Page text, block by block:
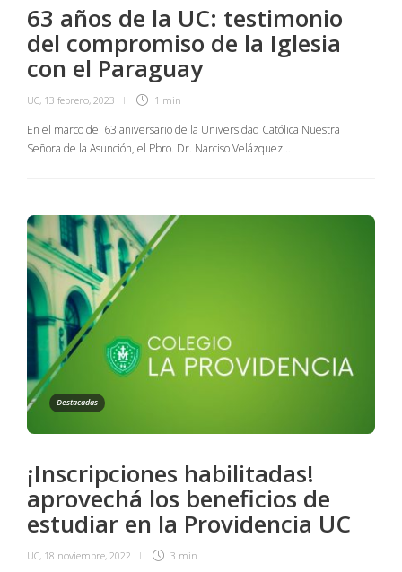
63 años de la UC: testimonio
del compromiso de la Iglesia
con el Paraguay
UC, 13 febrero, 2023 1 min
En el marco del 63 aniversario de la Universidad Católica Nuestra
Señora de la Asunción, el Pbro. Dr. Narciso Velázquez…
Destacadas
¡Inscripciones habilitadas!
aprovechá los beneficios de
estudiar en la Providencia UC
UC, 18 noviembre, 2022 3 min